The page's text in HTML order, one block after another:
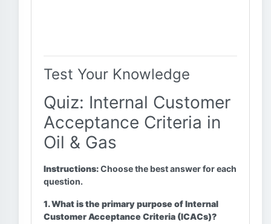
Test Your Knowledge
Quiz: Internal Customer
Acceptance Criteria in
Oil & Gas
Instructions:Choose the best answer for each
question.
1. What is the primary purpose of Internal
Customer Acceptance Criteria (ICACs)?